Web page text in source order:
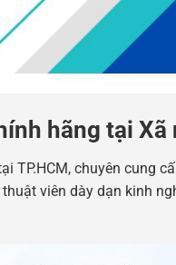
hãng tại Xã
TP.HCM, chuyên cung
viên dày dạn kinh